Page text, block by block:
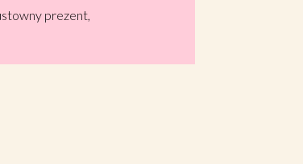
prezent,